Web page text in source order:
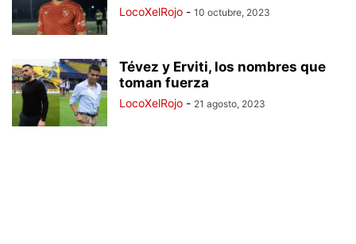
LocoXelRojo - 10 octubre, 2023
Tévez y Erviti, los nombres que
toman fuerza
LocoXelRojo - 21 agosto, 2023